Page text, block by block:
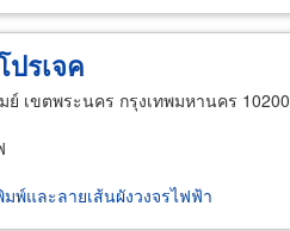
ปรเจค
ย์ เขตพระนคร กรุงเทพมหานคร 10200
พ์และลายเส้นผังวงจรไฟฟ้า